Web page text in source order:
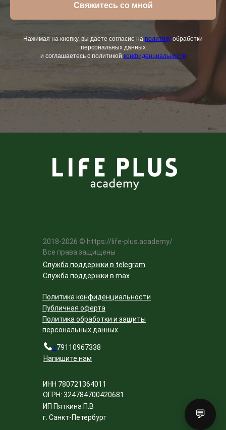
💬
Свяжитесь со мной
Нажимая на кнопку, вы даете согласие на политику обработки
персональных данных
и соглашаетесь с политикой конфиденциальности
2018-2026 © https://life-plus.academy/
Все права защищены
Напишите нам
Политика обработки и защиты
персональных данных
Публичная оферта
Служба поддержки в max
Служба поддержки в telegram
Политика конфиденциальности
+79110967338
ИНН 780721364011
ОГРН: 324784700420681
г. Санкт-Петербург
ИП Пяткина П.В